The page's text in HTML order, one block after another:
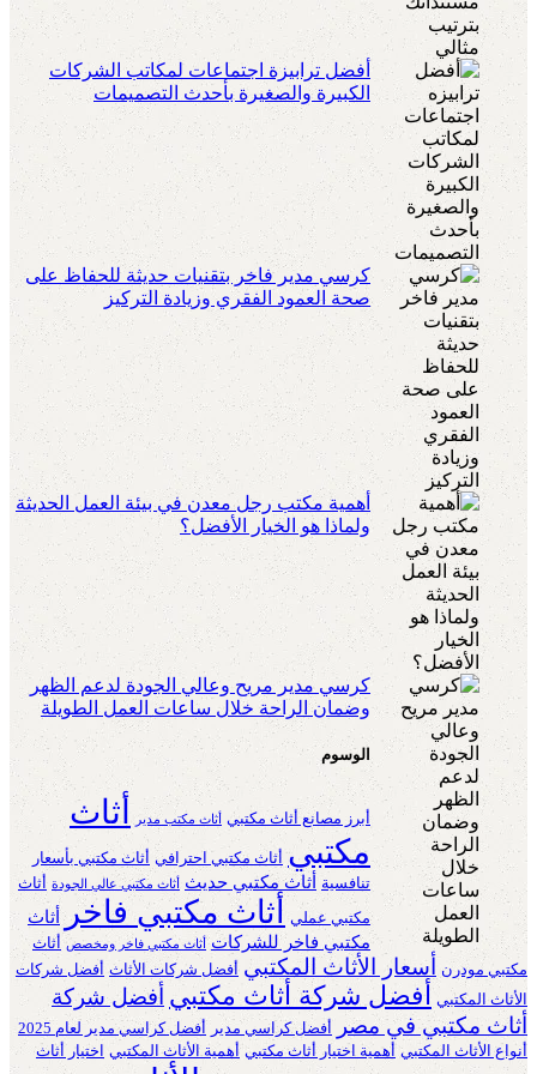
أفضل ترابيزة اجتماعات لمكاتب الشركات
الكبيرة والصغيرة بأحدث التصميمات
كرسي مدير فاخر بتقنيات حديثة للحفاظ على
صحة العمود الفقري وزيادة التركيز
أهمية مكتب رجل معدن في بيئة العمل الحديثة
ولماذا هو الخيار الأفضل؟
كرسي مدير مريح وعالي الجودة لدعم الظهر
وضمان الراحة خلال ساعات العمل الطويلة
الوسوم
أبرز مصانع أثاث مكتبي أثاث مكتب مدير
أثاث
مكتبي أثاث مكتبي احترافي أثاث مكتبي بأسعار
تنافسية أثاث مكتبي حديث أثاث مكتبي عالي الجودة أثاث
مكتبي عملي أثاث مكتبي فاخر أثاث
مكتبي فاخر للشركات
أثاث مكتبي فاخر ومخصص أثاث
مكتبي مودرن أسعار الأثاث المكتبي أفضل شركات الأثاث أفضل شركات
الأثاث المكتبي أفضل شركة أثاث مكتبي أفضل شركة
أثاث مكتبي في مصر
أفضل كراسي مدير
أفضل كراسي مدير لعام 2025
أنواع الأثاث المكتبي أهمية اختيار أثاث مكتبي أهمية الأثاث المكتبي اختيار أثاث